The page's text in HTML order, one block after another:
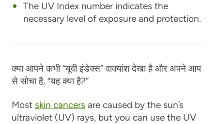
The UV Index number indicates the
necessary level of exposure and protection.
क्या आपने कभी “यूवी इंडेक्स” वाक्यांश देखा है और अपने आप
से सोचा है, “यह क्या है?”
Most skin cancersare caused by the sun’s
ultraviolet (UV) rays, but you can use the UV